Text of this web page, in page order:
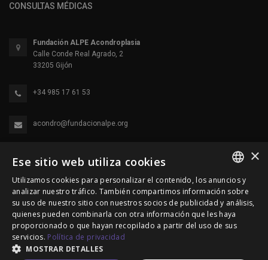
CONSULTAS MÉDICAS
Fundación ALPE Acondroplasia
Calle Conde Real Agrado, 2
33205 Gijón
+34 985 17 61 53
acondro@fundacionalpe.org
© 2000-2026 Fundación Alpe Acondroplasia. Reservados
todos los derechos.
Política de Privacidad |
SPANISH
ENGLISH
PORTUGUESE
×
Ese sitio web utiliza cookies
Utilizamos cookies para personalizar el contenido, los anuncios y
analizar nuestro tráfico. También compartimos información sobre
su uso de nuestro sitio con nuestros socios de publicidad y análisis,
quienes pueden combinarla con otra información que les haya
proporcionado o que hayan recopilado a partir del uso de sus
servicios. Política de privacidad
MOSTRAR DETALLES